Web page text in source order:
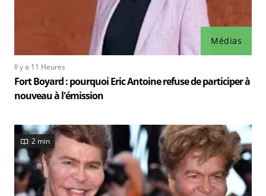
Médias
Il y a 11 Heures
Fort Boyard : pourquoi Eric Antoine refuse de participer à
nouveau à l'émission
2 min